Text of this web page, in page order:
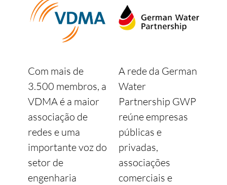
Com mais de
3.500 membros, a
VDMA é a maior
associação de
redes e uma
importante voz do
setor de
engenharia
A rede da German
Water
Partnership GWP
reúne empresas
públicas e
privadas,
associações
comerciais e